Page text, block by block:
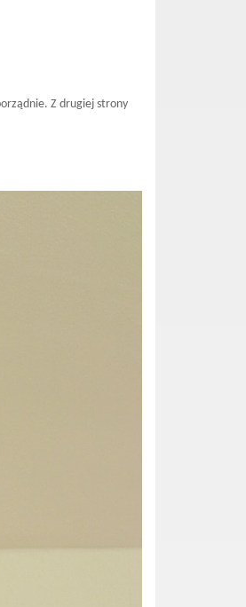
Z drugiej strony